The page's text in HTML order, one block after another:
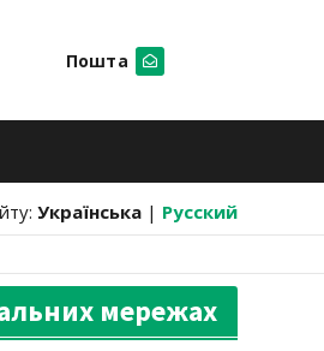
Пошта
Українська | Русский
мережах